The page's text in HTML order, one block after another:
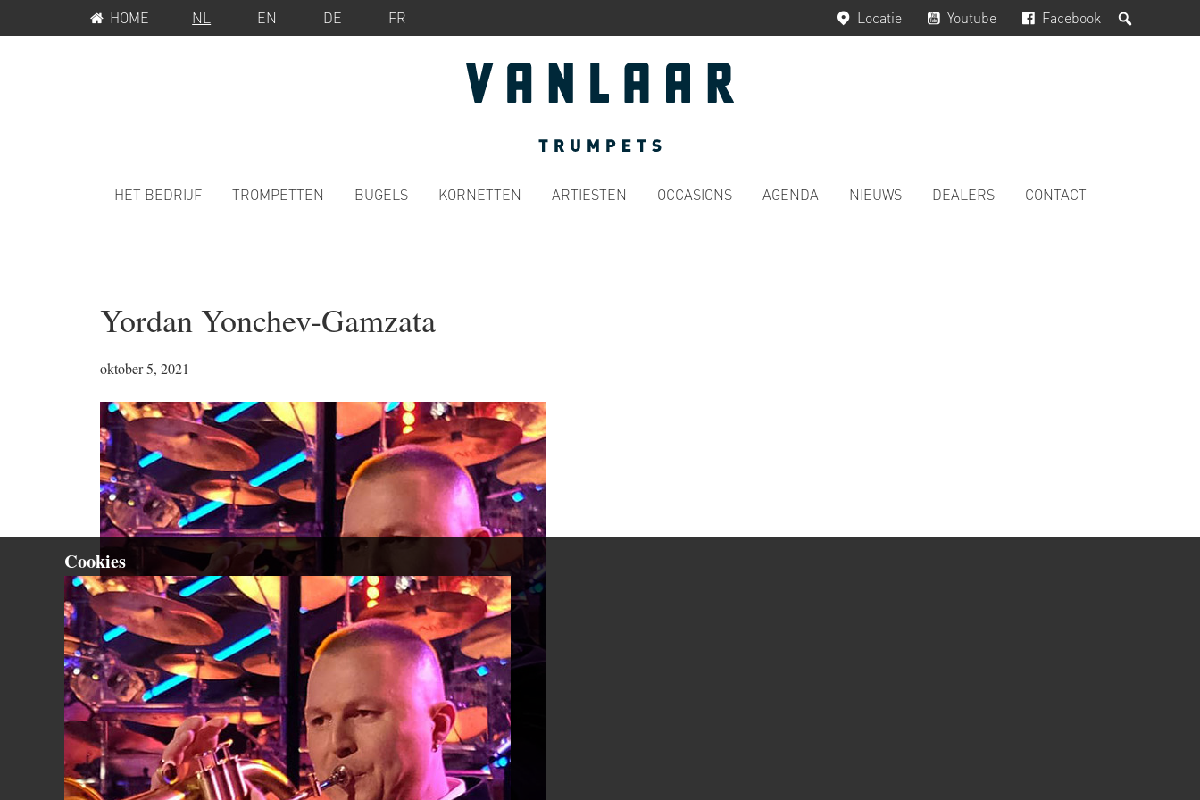
naar
naar
SERVICEMENUHOME NL EN DE FR Facebook
Youtube
Locatie
NAVIGATION
HET BEDRIJF TROMPETTEN BUGELS KORNETTEN ARTIESTEN OCCASIONS AGENDA NIEUWS DEALERS CONTACT
Yordan Yonchev-Gamzata
oktober 5, 2021
Cookies